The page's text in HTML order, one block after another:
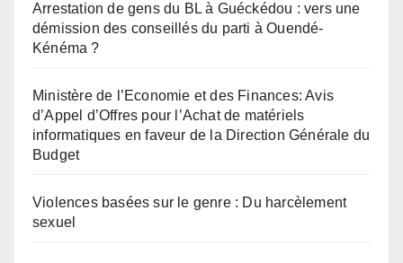
Arrestation de gens du BL à Guéckédou : vers une
démission des conseillés du parti à Ouendé-
Kénéma ?
Ministère de l’Economie et des Finances: Avis
d’Appel d’Offres pour l’Achat de matériels
informatiques en faveur de la Direction Générale du
Budget
Violences basées sur le genre : Du harcèlement
sexuel